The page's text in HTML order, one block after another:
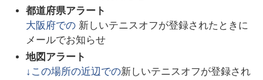
都道府県アラート
大阪府での 新しいテニスオフが登録されたときに
メールでお知らせ
地図アラート
↓この場所の近辺での新しいテニスオフが登録され